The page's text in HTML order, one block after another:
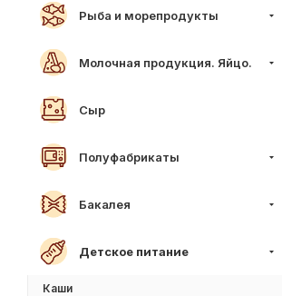
Рыба и морепродукты
Молочная продукция. Яйцо.
Сыр
Полуфабрикаты
Бакалея
Детское питание
Каши